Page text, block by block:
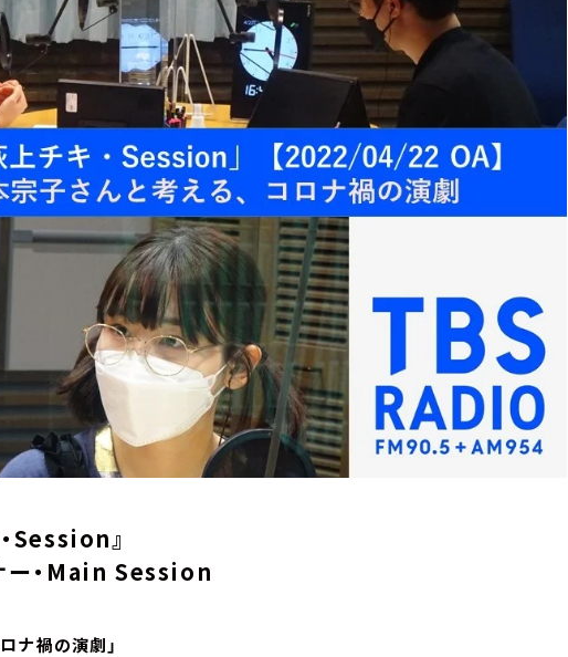
・Session』
ー・Main Session
ナ禍の演劇」